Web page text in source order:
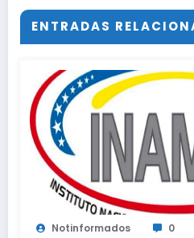
ENTRADAS
Notinformados 0